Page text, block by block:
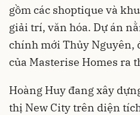
gồm các shoptique và
giải trí, văn hóa. Dự án
chính mới Thủy Nguyên,
của Masterise Homes ra
Hoàng Huy đang xây
thị New City trên diện